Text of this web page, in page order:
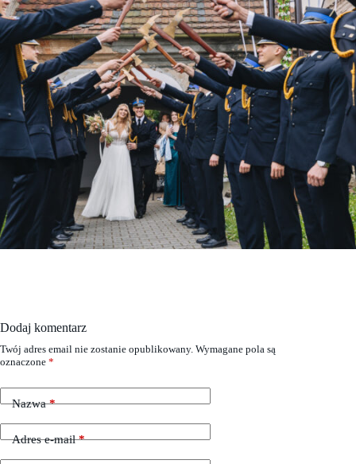
Dodaj komentarz
Twój adres email nie zostanie opublikowany. Wymagane pola są
oznaczone *
Nazwa*
Adres e-mail*